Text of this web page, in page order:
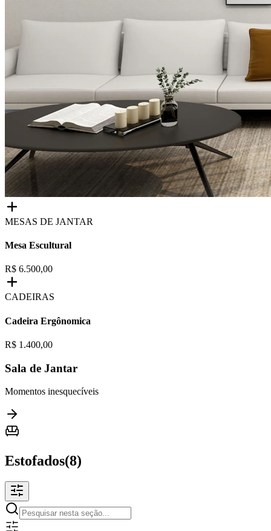
MESAS DE JANTAR
Mesa Escultural
R$ 6.500,00
CADEIRAS
Cadeira Ergônomica
R$ 1.400,00
Sala de Jantar
Momentos inesquecíveis
Estofados(8)